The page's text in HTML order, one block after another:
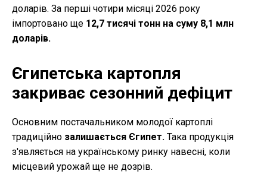
доларів. За перші чотири місяці 2026 року
імпортовано ще 12,7 тисячі тонн на суму 8,1 млн
доларів.
Єгипетська картопля
закриває сезонний дефіцит
Основним постачальником молодої картоплі
традиційно залишається Єгипет. Така продукція
з'являється на українському ринку навесні, коли
місцевий урожай ще не дозрів.